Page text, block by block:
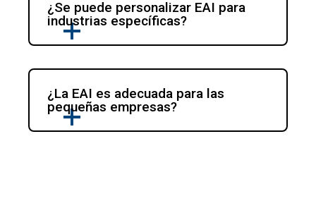
¿Se puede personalizar EAI para
industrias específicas?
¿La EAI es adecuada para las
pequeñas empresas?